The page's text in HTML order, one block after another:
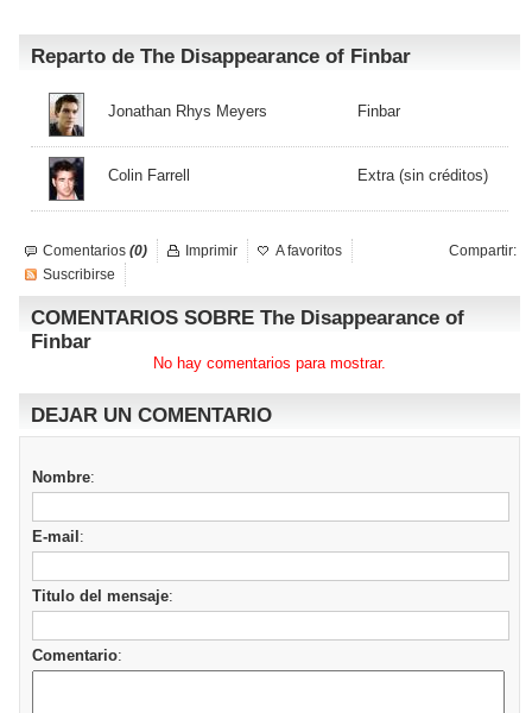
Reparto de The Disappearance of Finbar
Jonathan Rhys Meyers Finbar
Colin Farrell Extra (sin créditos)
Comentarios (0) Compartir:
Imprimir
A favoritos
Suscribirse
COMENTARIOS SOBRE The Disappearance of
Finbar
No hay comentarios para mostrar.
DEJAR UN COMENTARIO
Nombre:
E-mail :
Titulo del mensaje:
Comentario: